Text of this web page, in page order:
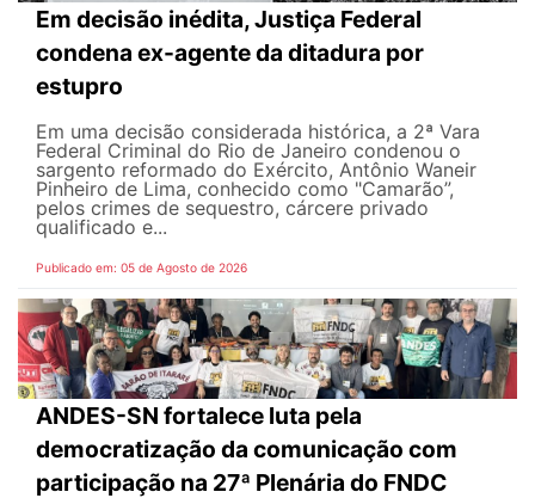
Em decisão inédita, Justiça Federal
condena ex-agente da ditadura por
estupro
Em uma decisão considerada histórica, a 2ª Vara
Federal Criminal do Rio de Janeiro condenou o
sargento reformado do Exército, Antônio Waneir
Pinheiro de Lima, conhecido como "Camarão”,
pelos crimes de sequestro, cárcere privado
qualificado e...
Publicado em: 05 de Agosto de 2026
ANDES-SN fortalece luta pela
democratização da comunicação com
participação na 27ª Plenária do FNDC